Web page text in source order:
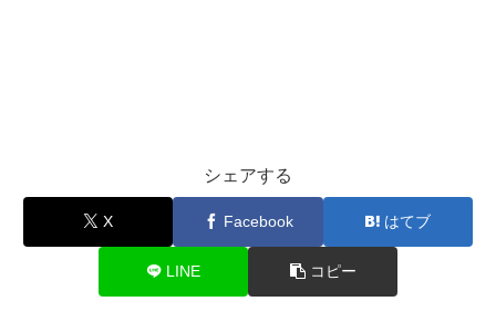
シェアする
X Facebook はてブ
LINE コピー